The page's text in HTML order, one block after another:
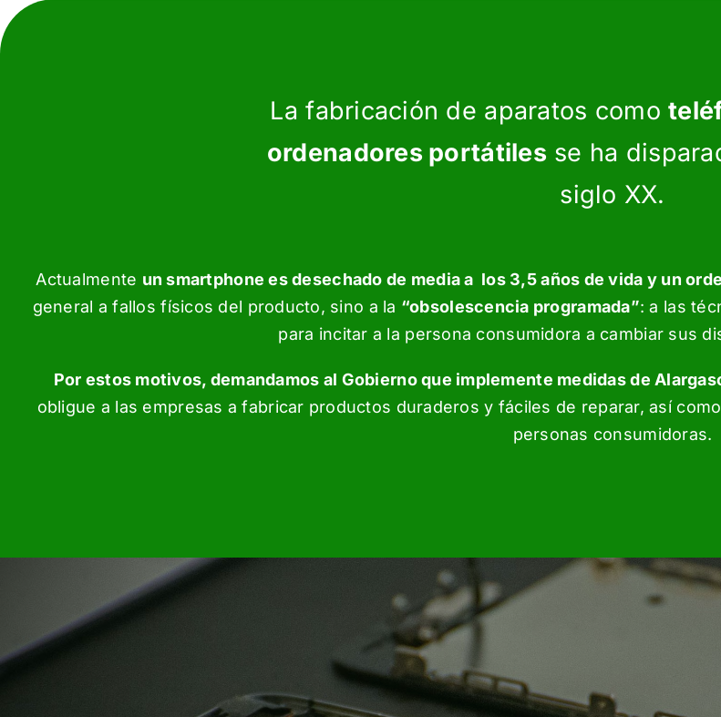
La fabricación de aparatos como
ordenadores portátilesse ha
siglo XX.
Actualmente un smartphone es desechado de media a los 3,5 años de vida y un
general a fallos físicos del producto, sino a la “obsolescencia programada”: a las
para incitar a la persona consumidora a cambiar sus
Por estos motivos, demandamos al Gobierno que implemente medidas de
obligue a las empresas a fabricar productos duraderos y fáciles de reparar, así
personas consumidoras.